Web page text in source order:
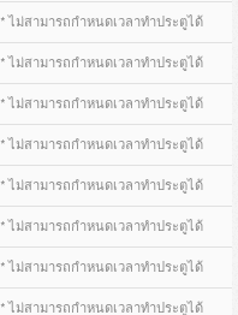
* ไม่สามารถกำหนดเวลาทำประตูได้
* ไม่สามารถกำหนดเวลาทำประตูได้
* ไม่สามารถกำหนดเวลาทำประตูได้
* ไม่สามารถกำหนดเวลาทำประตูได้
* ไม่สามารถกำหนดเวลาทำประตูได้
* ไม่สามารถกำหนดเวลาทำประตูได้
* ไม่สามารถกำหนดเวลาทำประตูได้
* ไม่สามารถกำหนดเวลาทำประตูได้